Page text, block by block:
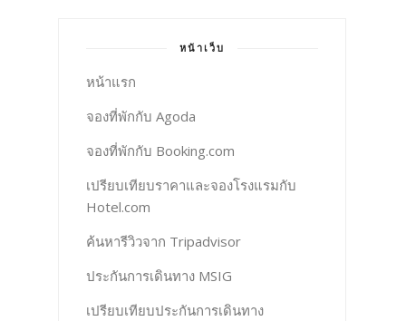
หน้าเว็บ
หน้าแรก
จองที่พักกับ Agoda
จองที่พักกับ Booking.com
เปรียบเทียบราคาและจองโรงแรมกับ
Hotel.com
ค้นหารีวิวจาก Tripadvisor
ประกันการเดินทาง MSIG
เปรียบเทียบประกันการเดินทาง